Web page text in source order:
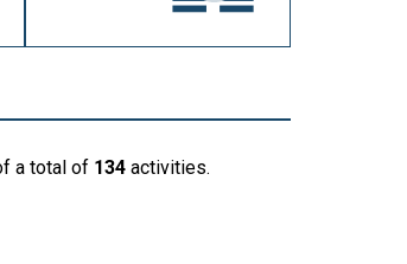
a total of 134 activities.